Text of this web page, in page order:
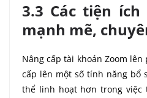
3.3 Các tiện
mạnh mẽ,
Nâng cấp tài khoản Zoom
cấp lên một số tính năng
thể linh hoạt hơn trong việc